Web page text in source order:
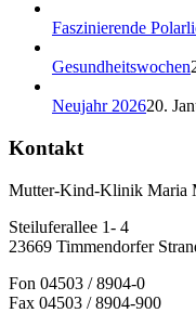
Faszinierende
Gesundheitswochen
Neujahr 202620.
Kontakt
Mutter-Kind-Klinik Maria
Steiluferallee 1- 4
23669 Timmendorfer
Fon 04503 / 8904-0
Fax 04503 / 8904-900